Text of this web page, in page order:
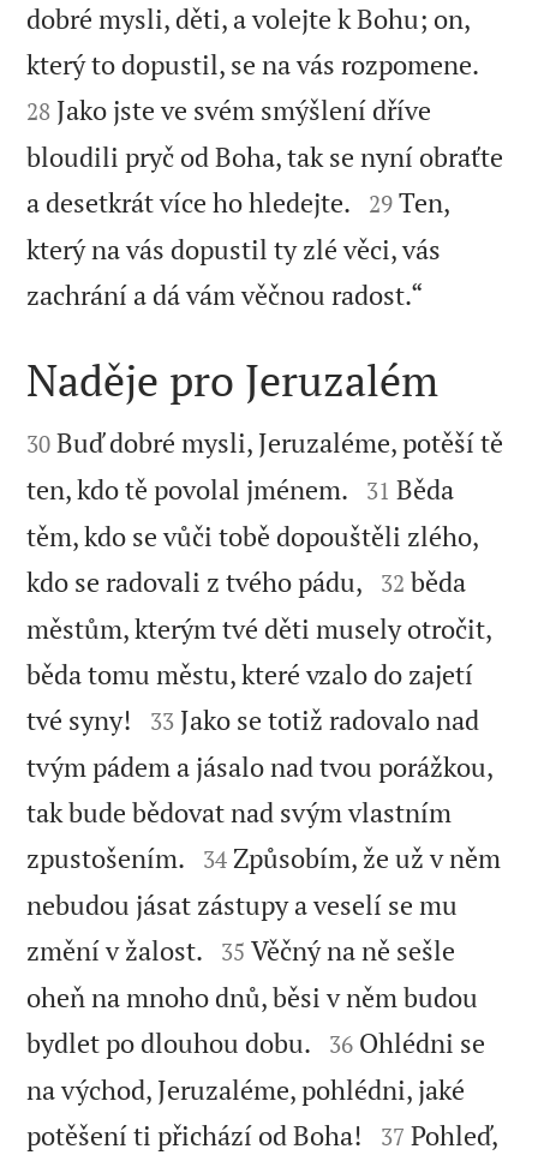
dobré mysli, děti, a volejte k Bohu; on,
který to dopustil, se na vás rozpomene.
28 Jako jste ve svém smýšlení dříve
bloudili pryč od Boha, tak se nyní obraťte
a desetkrát více ho hledejte. 

29 Ten,
který na vás dopustil ty zlé věci, vás
zachrání a dá vám věčnou radost.“

Naděje pro Jeruzalém

30 Buď dobré mysli, Jeruzaléme, potěší tě
ten, kdo tě povolal jménem. 

31 Běda
těm, kdo se vůči tobě dopouštěli zlého,
kdo se radovali z tvého pádu, 

32 běda
městům, kterým tvé děti musely otročit,
běda tomu městu, které vzalo do zajetí
tvé syny!


33 Jako se totiž radovalo nad
tvým pádem a jásalo nad tvou porážkou,
tak bude bědovat nad svým vlastním
zpustošením. 

34 Způsobím, že už v něm
nebudou jásat zástupy a veselí se mu
změní v žalost. 

35 Věčný na ně sešle
oheň na mnoho dnů, běsi v něm budou
bydlet po dlouhou dobu. 

36 Ohlédni se
na východ, Jeruzaléme, pohlédni, jaké
potěšení ti přichází od Boha!


37 Pohleď,